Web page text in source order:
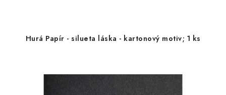
Hurá Papír - silueta láska - kartonový motiv; 1 ks